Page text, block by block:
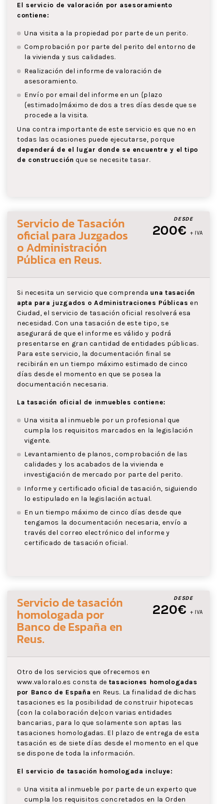
El servicio de valoración por asesoramiento
contiene:
Una visita a la propiedad por parte de un perito.
Comprobación por parte del perito del entorno de
la vivienda y sus calidades.
Realización del informe de valoración de
asesoramiento.
Envío por email del informe en un {plazo
{estimado|máximo de dos a tres días desde que se
procede a la visita.
Una contra importante de este servicio es que no en
todas las ocasiones puede ejecutarse, porque
dependerá de el lugar donde se encuentre y el tipo
de construcción que se necesite tasar.
DESDE
200€ + IVA
Servicio de Tasación
oficial para Juzgados
o Administración
Pública en Reus.
Si necesita un servicio que comprenda una tasación
apta para juzgados o Administraciones Públicas en
Ciudad, el servicio de tasación oficial resolverá esa
necesidad. Con una tasación de este tipo, se
asegurará de que el informe es válido y podrá
presentarse en gran cantidad de entidades públicas.
Para este servicio, la documentación final se
recibirán en un tiempo máximo estimado de cinco
días desde el momento en que se posea la
documentación necesaria.
La tasación oficial de inmuebles contiene:
Una visita al inmueble por un profesional que
cumpla los requisitos marcados en la legislación
vigente.
Levantamiento de planos, comprobación de las
calidades y los acabados de la vivienda e
investigación de mercado por parte del perito.
Informe y certificado oficial de tasación, siguiendo
lo estipulado en la legislación actual.
En un tiempo máximo de cinco días desde que
tengamos la documentación necesaria, envío a
través del correo electrónico del informe y
certificado de tasación oficial.
DESDE
220€ + IVA
Servicio de tasación
homologada por
Banco de España en
Reus.
Otro de los servicios que ofrecemos en
www.valoralo.es consta de tasaciones homologadas
por Banco de España en Reus. La finalidad de dichas
tasaciones es la posibilidad de construir hipotecas
{con la colaboración de|con varias entidades
bancarias, para lo que solamente son aptas las
tasaciones homologadas. El plazo de entrega de esta
tasación es de siete días desde el momento en el que
se dispone de toda la información.
El servicio de tasación homologada incluye:
Una visita al inmueble por parte de un experto que
cumpla los requisitos concretados en la Orden